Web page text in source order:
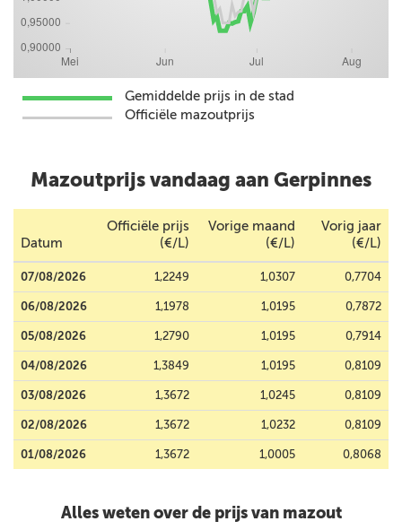
Gemiddelde prijs in de stad
Officiële mazoutprijs
Mazoutprijs vandaag aan Gerpinnes
Datum
Officiële prijs
(€/L)
Vorige maand
(€/L)
Vorig jaar
(€/L)
07/08/2026 1,2249 1,0307 0,7704
06/08/2026 1,1978 1,0195 0,7872
05/08/2026 1,2790 1,0195 0,7914
04/08/2026 1,3849 1,0195 0,8109
03/08/2026 1,3672 1,0245 0,8109
02/08/2026 1,3672 1,0232 0,8109
01/08/2026 1,3672 1,0005 0,8068
Alles weten over de prijs van mazout